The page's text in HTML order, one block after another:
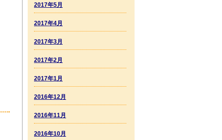
2017年5月
2017年4月
2017年3月
2017年2月
2017年1月
2016年12月
2016年11月
2016年10月